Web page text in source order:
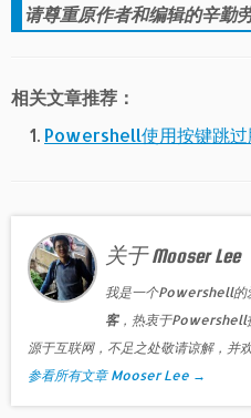
请尊重原作者和编辑的辛勤
相关文章推荐：
Powershell使用按键跳过
关于 Mooser Lee
我是一个Powershell的
客，热衷于Powershell
源于互联网，不足之处敬请谅解，并
参看所有文章 Mooser Lee →